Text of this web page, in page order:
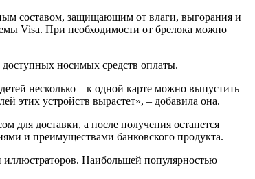
составом, защищающим от влаги, выгорания и
Visa. При необходимости от брелока можно
носимых средств оплаты.
несколько – к одной карте можно выпустить
этих устройств вырастет», – добавила она.
для доставки, а после получения останется
и преимуществами банковского продукта.
иллюстраторов. Наибольшей популярностью